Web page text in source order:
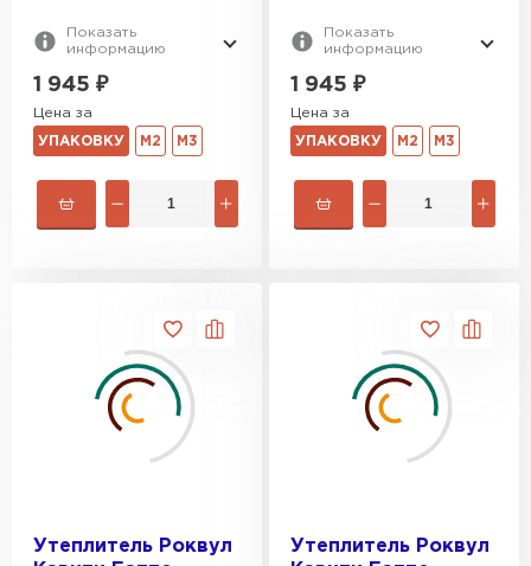
Показать
информацию
1 945 ₽
Цена за
УПАКОВКУ М2 М3
Показать
информацию
1 945 ₽
Цена за
УПАКОВКУ М2 М3
Утеплитель Роквул
Утеплитель Роквул
Утеплитель Неман
ПЕРЕЙТИ
ПЕРЕЙТИ